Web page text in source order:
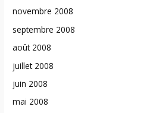
novembre 2008
septembre 2008
août 2008
juillet 2008
juin 2008
mai 2008